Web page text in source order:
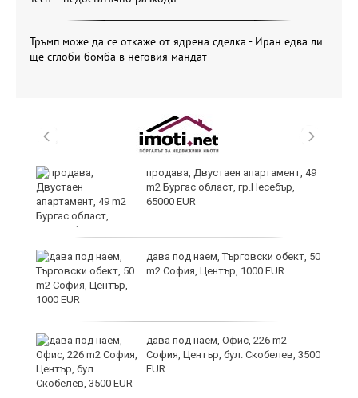
Тръмп може да се откаже от ядрена сделка - Иран едва ли
ще сглоби бомба в неговия мандат
продава, Двустаен апартамент, 49
m2 Бургас област, гр.Несебър,
65000 EUR
дава под наем, Търговски обект, 50
m2 София, Център, 1000 EUR
дава под наем, Офис, 226 m2
София, Център, бул. Скобелев, 3500
EUR